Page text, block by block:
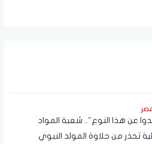
مصر
عن هذا النوع".. شعبة المواد
تحذر من حلاوة المولد النبوي